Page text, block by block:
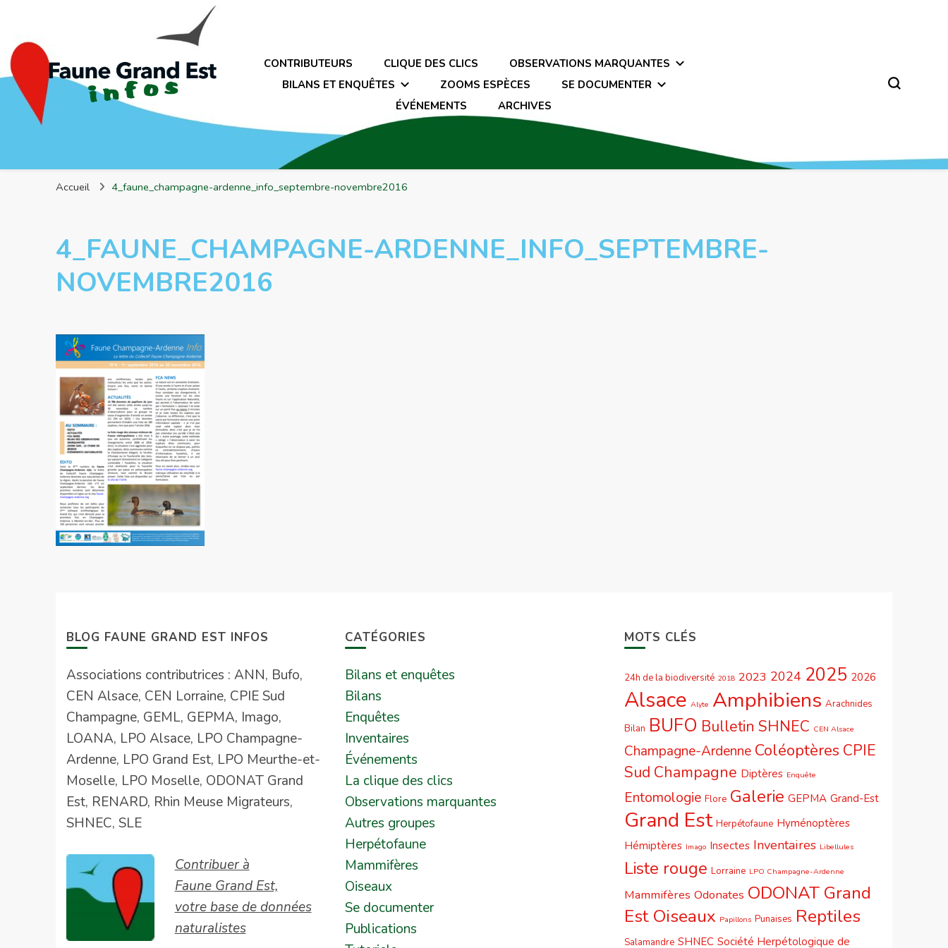
Faune Grand Est Infos
CONTRIBUTEURS CLIQUE DES CLICS
OBSERVATIONS MARQUANTES
BILANS ET ENQUÊTES
ZOOMS ESPÈCES
SE DOCUMENTER
ÉVÉNEMENTS
ARCHIVES
Accueil 4_faune_champagne-ardenne_info_septembre-novembre2016
4_FAUNE_CHAMPAGNE-ARDENNE_INFO_SEPTEMBRE-
NOVEMBRE2016
BLOG FAUNE GRAND EST INFOS
Associations contributrices : ANN, Bufo,
CEN Alsace, CEN Lorraine, CPIE Sud
Champagne, GEML, GEPMA, Imago,
LOANA, LPO Alsace, LPO Champagne-
Ardenne, LPO Grand Est, LPO Meurthe-et-
Moselle, LPO Moselle, ODONAT Grand
Est, RENARD, Rhin Meuse Migrateurs,
SHNEC, SLE
Contribuer à
Faune Grand Est,
votre base de données
naturalistes
CATÉGORIES
Bilans et enquêtes
Bilans
Enquêtes
Inventaires
Événements
La clique des clics
Observations marquantes
Autres groupes
Herpétofaune
Mammifères
Oiseaux
Se documenter
Publications
MOTS CLÉS
24h de la biodiversité 2018 2023 2024 2025 2026
Alsace Alyte Amphibiens Arachnides
Bilan BUFO Bulletin SHNEC CEN Alsace
Champagne-Ardenne Coléoptères CPIE
Sud Champagne Diptères Enquête
Entomologie Flore Galerie GEPMA Grand-Est
Grand Est Herpétofaune Hyménoptères
Hémiptères Imago Insectes Inventaires Libellules
Liste rouge Lorraine LPO Champagne-Ardenne
Mammifères Odonates ODONAT Grand
Est Oiseaux Papillons Punaises Reptiles
Salamandre SHNEC Société Herpétologique de